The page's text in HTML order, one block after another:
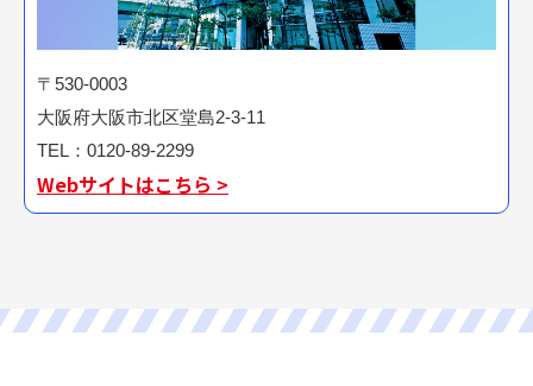
〒530-0003
大阪府大阪市北区堂島2-3-11
TEL：0120-89-2299
Webサイトはこちら >